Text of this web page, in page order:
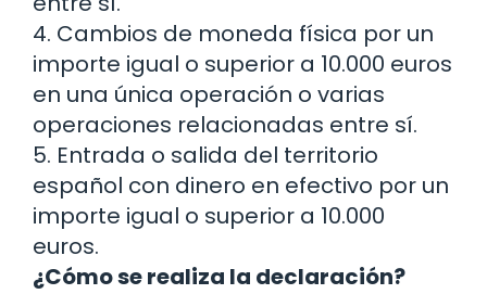
4. Cambios de moneda física por un
importe igual o superior a 10.000 euros
en una única operación o varias
operaciones relacionadas entre sí.
5. Entrada o salida del territorio
español con dinero en efectivo por un
importe igual o superior a 10.000
euros.
¿Cómo se realiza la declaración?